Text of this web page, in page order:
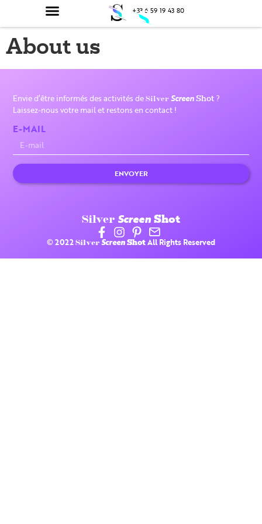
+33 6 59 19 43 80
About us
Silver Screen Shot
© 2022SilverScreen Shot All Rights Reserved
Envie d’être informés des activités deSilverScreen Shot ?
Laissez-nous votre mail et restons en contact !
E-MAIL
ENVOYER